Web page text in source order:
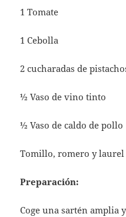
1 Tomate
1 Cebolla
2 cucharadas de
½ Vaso de vino tinto
½ Vaso de caldo de pollo
Tomillo, romero y laurel
Preparación:
Coge una sartén amplia